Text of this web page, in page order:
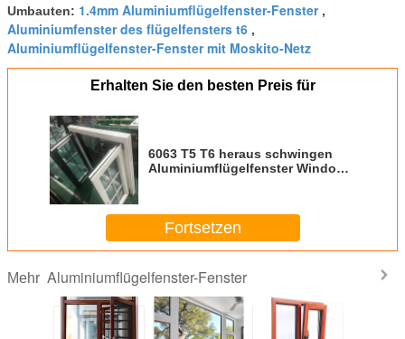
Umbauten: 1.4mm Aluminiumflügelfenster-Fenster,
Aluminiumfenster des flügelfensters t6 ,
Aluminiumflügelfenster-Fenster mit Moskito-Netz
Erhalten Sie den besten Preis für
6063 T5 T6 heraus schwingen
Aluminiumflügelfenster Windows
Fortsetzen
Mehr Aluminiumflügelfenster-Fenster